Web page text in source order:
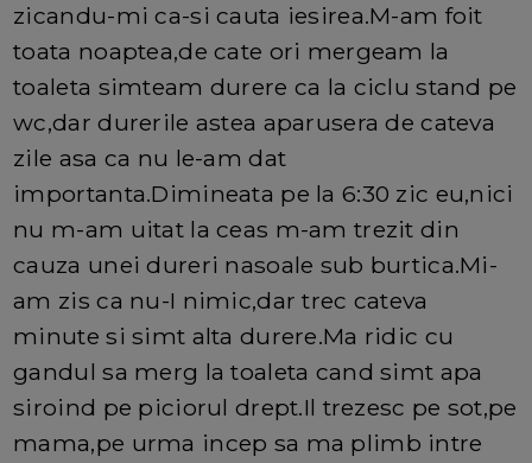
zicandu-mi ca-si cauta iesirea.M-am foit
toata noaptea,de cate ori mergeam la
toaleta simteam durere ca la ciclu stand pe
wc,dar durerile astea aparusera de cateva
zile asa ca nu le-am dat
importanta.Dimineata pe la 6:30 zic eu,nici
nu m-am uitat la ceas m-am trezit din
cauza unei dureri nasoale sub burtica.Mi-
am zis ca nu-I nimic,dar trec cateva
minute si simt alta durere.Ma ridic cu
gandul sa merg la toaleta cand simt apa
siroind pe piciorul drept.Il trezesc pe sot,pe
mama,pe urma incep sa ma plimb intre